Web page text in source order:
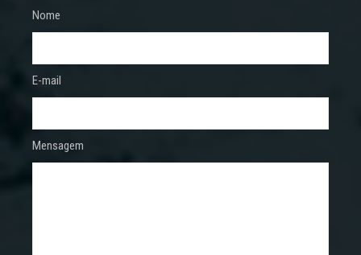
Nome
E-mail
Mensagem